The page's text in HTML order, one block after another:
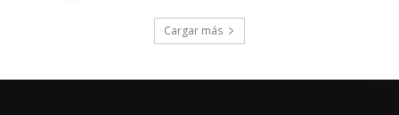
Cargar más